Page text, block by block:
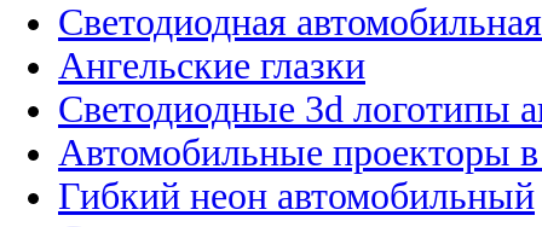
Светодиодная
Ангельские глазки
Светодиодные 3d логотипы
Автомобильные проекторы
Гибкий неон автомобильный